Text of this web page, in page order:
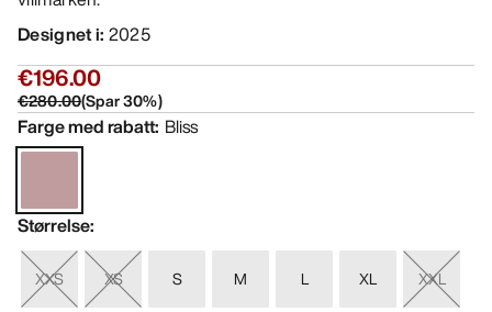
Designet i: 2025
€196.00
€280.00(Spar30%)
Farge med rabatt: Bliss
Størrelse:
XXS XS S M L XL
XXL